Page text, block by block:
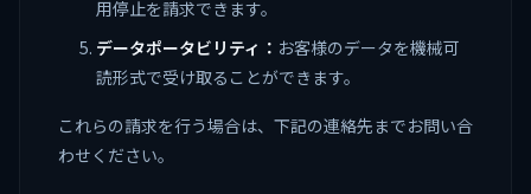
用停止を請求できます。
データポータビリティ： お客様のデータを機械可
読形式で受け取ることができます。
これらの請求を行う場合は、下記の連絡先までお問い合
わせください。